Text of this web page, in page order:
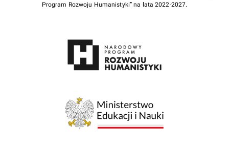
Program Rozwoju Humanistyki” na lata 2022-2027.